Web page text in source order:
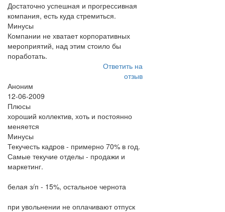
Достаточно успешная и прогрессивная
компания, есть куда стремиться.
Минусы
Компании не хватает корпоративных
мероприятий, над этим стоило бы
поработать.
Ответить на
отзыв
Аноним
12-06-2009
Плюсы
хороший коллектив, хоть и постоянно
меняется
Минусы
Текучесть кадров - примерно 70% в год.
Самые текучие отделы - продажи и
маркетинг.
белая з/п - 15%, остальное чернота
при увольнении не оплачивают отпуск